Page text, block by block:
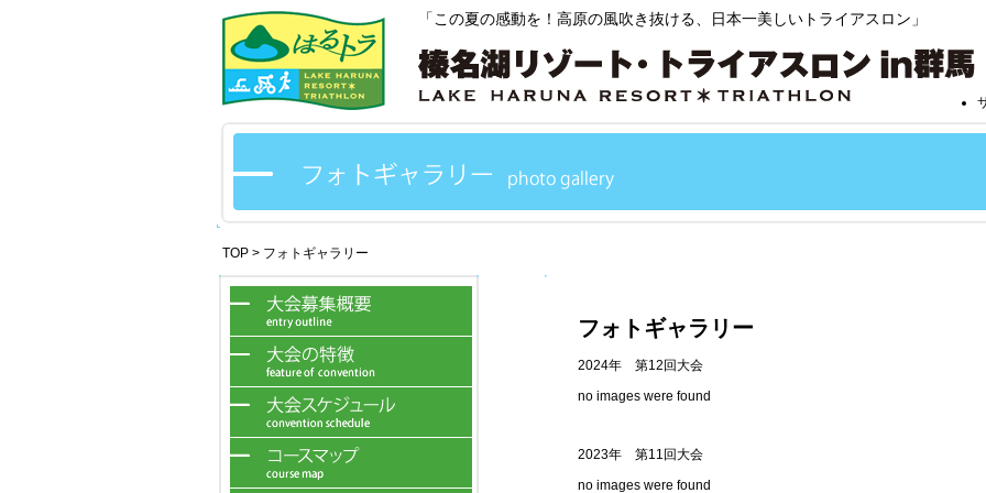
「この夏の感動を！高原の風吹き抜ける、日本一美しいトライアスロン」
TOP > フォトギャラリー
フォトギャラリー
2024年 第12回大会
no images were found
2023年 第11回大会
no images were found